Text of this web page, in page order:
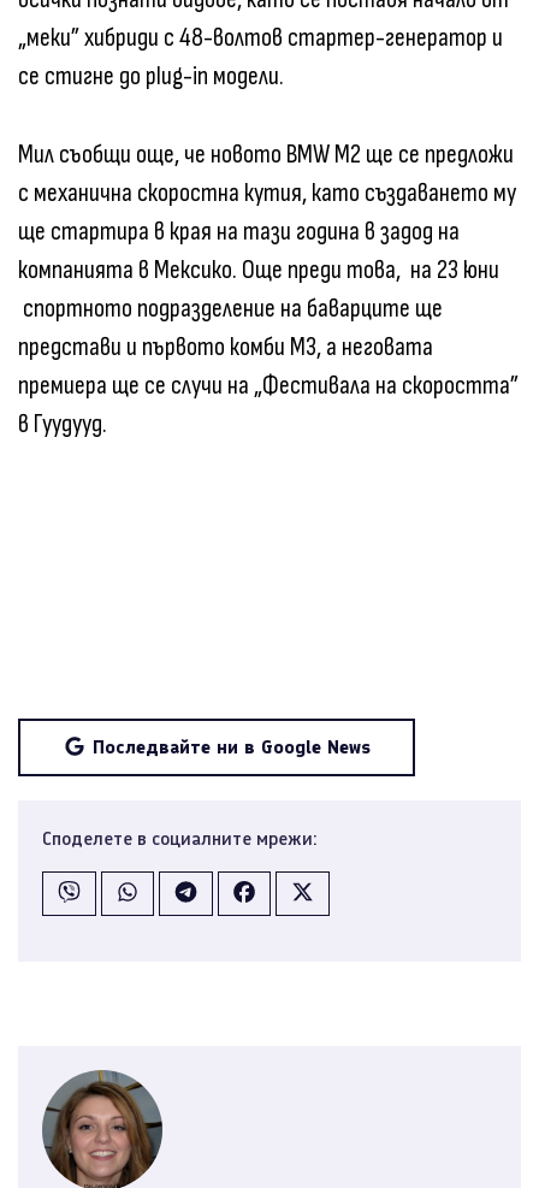
„меки” хибриди с 48-волтов стартер-генератор и
се стигне до plug-in модели.
Мил съобщи още, че новото BMW M2 ще се предложи
с механична скоростна кутия, като създаването му
ще стартира в края на тази година в задод на
компанията в Мексико. Още преди това, на 23 юни
спортното подразделение на баварците ще
представи и първото комби M3, а неговата
премиера ще се случи на „Фестивала на скоростта”
в Гуудууд.
Последвайте ни в Google News
Споделете в социалните мрежи: